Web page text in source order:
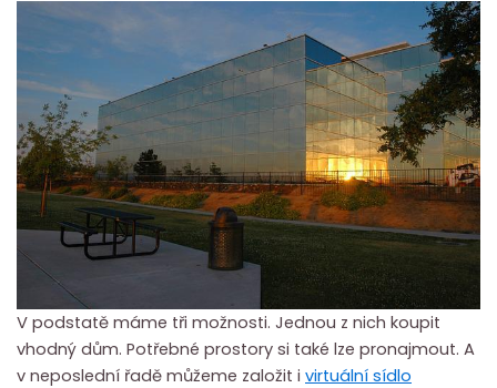
V podstatě máme tři možnosti. Jednou z nich koupit
vhodný dům. Potřebné prostory si také lze pronajmout. A
v neposlední řadě můžeme založit i virtuální sídlo